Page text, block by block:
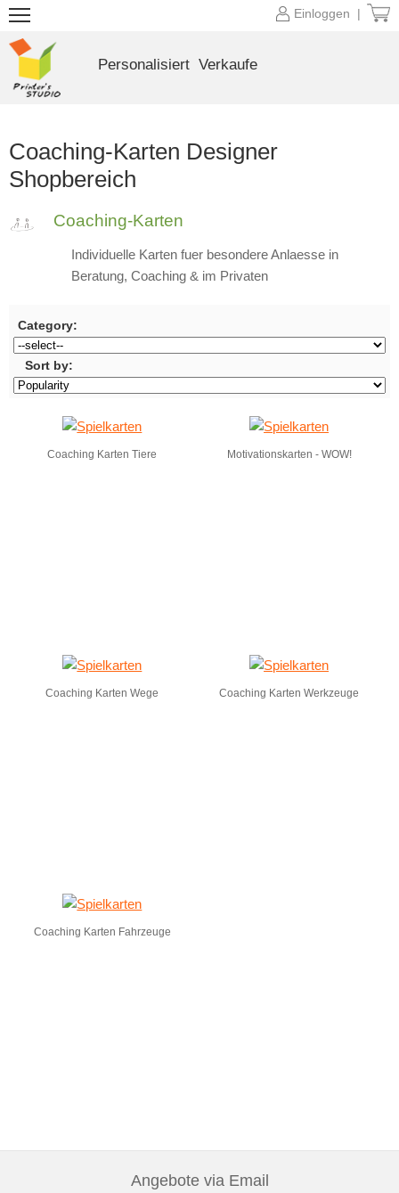
Einloggen |
Personalisiert Verkaufe
Coaching-Karten Designer
Shopbereich
Coaching-Karten
Individuelle Karten fuer besondere Anlaesse in
Beratung, Coaching & im Privaten
Category:
Sort by:
Coaching Karten Tiere Motivationskarten - WOW!
Coaching Karten Wege Coaching Karten Werkzeuge
Coaching Karten Fahrzeuge
Angebote via Email